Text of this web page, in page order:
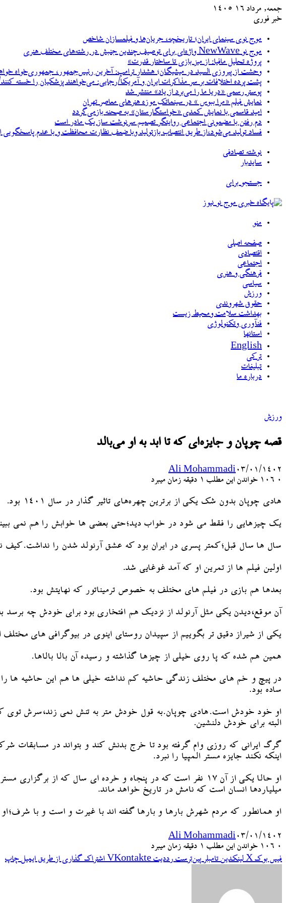
جمعه, مرداد ۱۶ ۱۴۰۵
خبر فوری
موج نوی سینمای ایران؛ تاریخچه، جریان‌ها و فیلمسازان شاخص
موج نو NewWave واژه‌ای برای توصیف چندین جنبش در رشته‌های مختلف هنری
پروژه تحلیل مافیا: از میز بازی تا ساختار قدرت»
وحشت از پیروزی السید در میشیگان؛ هشدار ترامپ: آخرین رئیس‌جمهور، جمهوری‌خواه
پشت پرده اختلافات بر سر مذاکرات ایران و آمریکا/رجایی: می‌خواهند پزشکیان را خسته
پوستر رسمی «دریا ما را می‌برد از یاد» منتشر شد
نمایش فیلم «مرا ببوس » در سینماتک موزه هنرهای معاصر تهران
امید قاسمی با نمایش کمدی «خواستگارستان» به صحنه بازمی‌گردد
دم رفتن با مضمونی اجتماعی روایتگر تصمیم سرنوشت ساز یک مادر است
فساد تولید می‌شود،از طریق انتصاب بازتولید وبا ضعف نظارت محافظت و با عدم پاسخگویی
نوشته تصادفی
سایدبار
جستجو برای
منو
صفحه اصلی
اقتصادی
اجتماعی
فرهنگی و هنری
سیاسی
ورزش
حقوق شهروندی
بهداشت سلامت ومحیط زیست
فنآوری وتکنولوژی
استانها
English
ترکی
تبلیغات
درباره ما
ورزش
قصه چوپان و جایزه‌ای که تا ابد به او می‌بالد
Ali Mohammadi۰۳/۰۱/۱۴۰۲
۰
خواندن این مطلب 1 دقیقه زمان میبرد
هادی چوپان بدون شک یکی از برترین چهره‌های تاثیر گذار در سال ۱۴۰۱ بود.
یک چیزهایی را فقط می شود در خواب دید؛حتی بعضی ها خوابش را هم نمی
سال ها سال قبل؛کمتر پسری در ایران بود که عشق آرنولد شدن را
اولین فیلم ها از تمرین او که آمد غوغایی شد.
بعدها هم بازی در فیلم های مختلف به خصوص ترمیناتور که نهایتش بود.
آن موقع،دیدن یکی مثل آرنولد از نزدیک هم افتخاری بود برای خودش چه برسد
یکی از شیراز دقیق تر بگوییم از سپیدان روستای اینوی در بیوگرافی های
همین هم شده که پا روی خیلی از چیزها گذاشته و رسیده آن بالا بالاها.
در پیچ و خم های مختلف زندگی حاشیه کم نداشته خیلی ها هم این حاشیه
ساده بود.
او خود خودش است.هادی چوپان.به قول خودش متر به تنش نمی زند،سرش توی
البته برای خودش دلنشین.
گرگ ایرانی که روزی وام گرفته بود تا خرج بدنش کند و بتواند در مسابقات
اینکه نکند جایزه مستر المپیا را نبرد.
میلیاردها انسان است که نامش در تاریخ خواهد ماند.
او همانطور که مردم شهرش بارها و بارها گفته اند با غیرت و است و با
Ali Mohammadi۰۳/۰۱/۱۴۰۲
۰
خواندن این مطلب 1 دقیقه زمان میبرد
فیس بوک X لینکدین ‫تامبلر ‫پین‌ترست ‫رددیت ‫VKontakte اشتراک گذاری از طریق ایمیل چاپ